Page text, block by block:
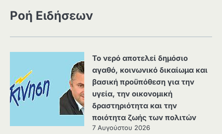
Ροή Ειδήσεων
Το νερό αποτελεί δημόσιο
αγαθό, κοινωνικό δικαίωμα και
βασική προϋπόθεση για την
υγεία, την οικονομική
δραστηριότητα και την
ποιότητα ζωής των πολιτών
7 Αυγούστου 2026